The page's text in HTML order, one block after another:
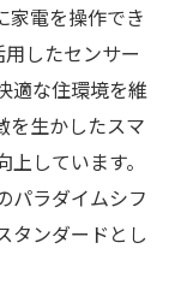
家電を操作でき
したセンサー
適な住環境を維
を生かしたスマ
しています。
パラダイムシフ
タンダードとし